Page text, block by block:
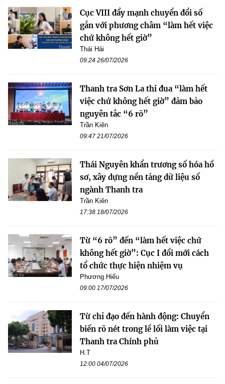
Cục VIII đẩy mạnh chuyển đổi số
gắn với phương châm “làm hết việc
chứ không hết giờ”
Thái Hải
09:24 26/07/2026
Thanh tra Sơn La thi đua “làm hết
việc chứ không hết giờ” đảm bảo
nguyên tắc “6 rõ”
Trần Kiên
09:47 21/07/2026
Thái Nguyên khẩn trương số hóa hồ
sơ, xây dựng nền tảng dữ liệu số
ngành Thanh tra
Trần Kiên
17:38 18/07/2026
Từ “6 rõ” đến “làm hết việc chứ
không hết giờ”: Cục I đổi mới cách
tổ chức thực hiện nhiệm vụ
Phương Hiếu
09:00 17/07/2026
Từ chỉ đạo đến hành động: Chuyển
biến rõ nét trong lề lối làm việc tại
Thanh tra Chính phủ
H.T
12:00 04/07/2026